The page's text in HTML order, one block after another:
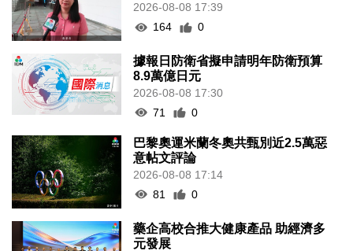
2026-08-08 17:39
164
0
據報日防衛省擬申請明年防衛預算
8.9萬億日元
2026-08-08 17:30
71
0
巴黎奧運米蘭冬奧共甄別近2.5萬惡
意帖文評論
2026-08-08 17:14
81
0
藥企高校合推大健康產品 助經濟多
元發展